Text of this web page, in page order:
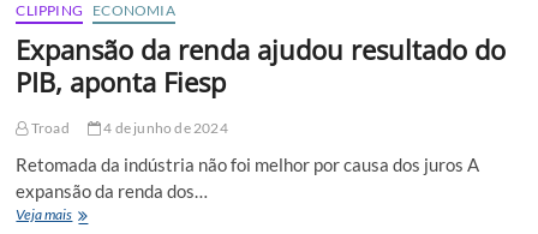
CLIPPING ECONOMIA
Expansão da renda ajudou resultado do
PIB, aponta Fiesp
Troad 4 de junho de 2024
Retomada da indústria não foi melhor por causa dos juros A
expansão da renda dos…
Veja maisExpansão